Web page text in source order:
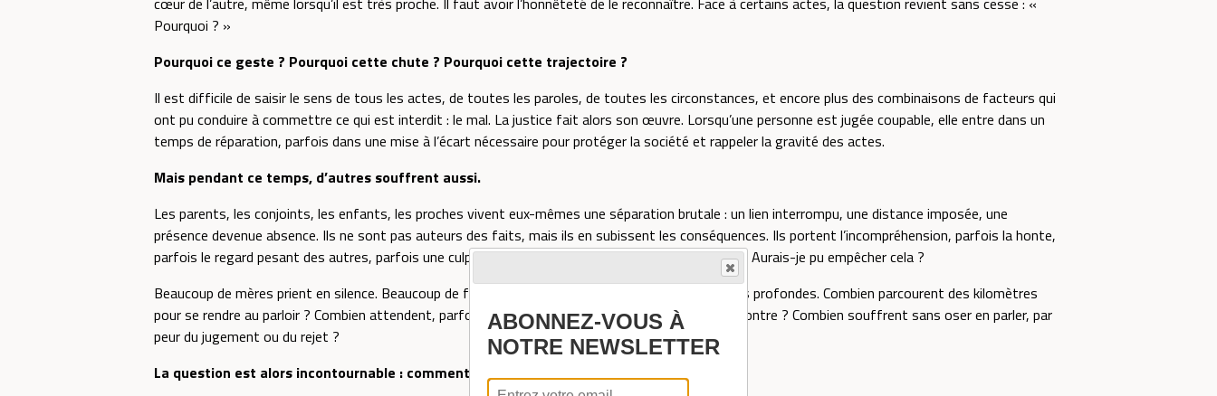
Pourquoi ? »
Pourquoi ce geste ? Pourquoi cette chute ? Pourquoi cette trajectoire ?
Il est difficile de saisir le sens de tous les actes, de toutes les paroles, de toutes les circonstances, et encore plus des combinaisons de facteurs qui
ont pu conduire à commettre ce qui est interdit : le mal. La justice fait alors son œuvre. Lorsqu’une personne est jugée coupable, elle entre dans un
temps de réparation, parfois dans une mise à l’écart nécessaire pour protéger la société et rappeler la gravité des actes.
Mais pendant ce temps, d’autres souffrent aussi.
Les parents, les conjoints, les enfants, les proches vivent eux-mêmes une séparation brutale : un lien interrompu, une distance imposée, une
présence devenue absence. Ils ne sont pas auteurs des faits, mais ils en subissent les conséquences. Ils portent l’incompréhension, parfois la honte,
parfois le regard pesant des autres, parfois une culpabilité sourde : Ai-je manqué ? Ai-je mal fait ? Aurais-je pu empêcher cela ?
Beaucoup de mères prient en silence. Beaucoup de femmes de foi traversent des nuits intérieures profondes. Combien parcourent des kilomètres
pour se rendre au parloir ? Combien attendent, parfois des heures, pour quelques minutes de rencontre ? Combien souffrent sans oser en parler, par
peur du jugement ou du rejet ?
La question est alors incontournable : comment cette souffrance est-elle accueillie ?
ABONNEZ-VOUS À
NOTRE NEWSLETTER